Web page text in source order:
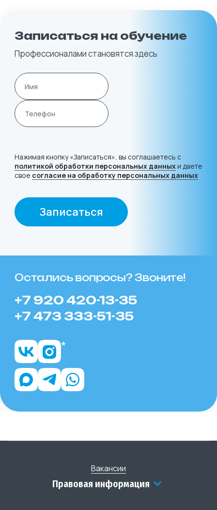
Записаться на обучение
Профессионалами становятся здесь
Нажимая кнопку «Записаться», вы соглашаетесь с
политикой обработки персональных данныхи даете
свое согласие на обработку персональных данных
Записаться
Остались вопросы? Звоните!
+7 920 420-13-35
+7 473 333-51-35
Вакансии
Правовая информация